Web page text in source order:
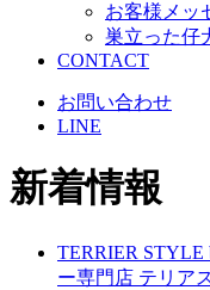
お客様メッ
巣立った仔
CONTACT
お問い合わせ
LINE
新着情報
TERRIER STYLE
ー専門店 テリア